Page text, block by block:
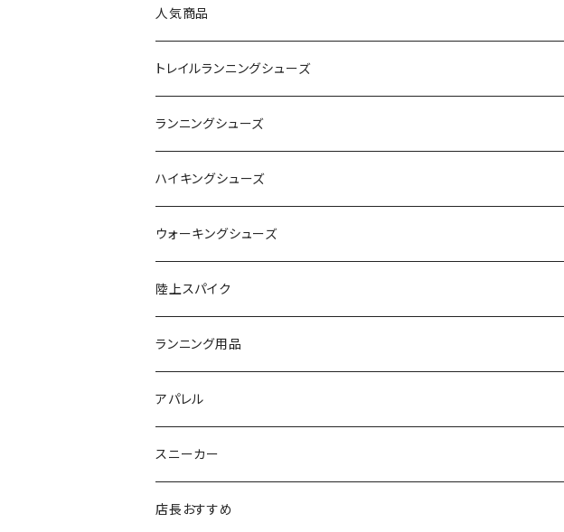
On（オン）
YONEX（ヨネックス）
adidas（アディダス）
SAYSKY（セイスカイ）
NISHI（ニシ）
FOOTMAX（フットマックス）
SIDAS（シダス）
MIZUNO（ミズノ）
THE NORTH FACE
SPRINTS
人気商品
トレイルランニングシューズ
On
VIKING
asics
adidas
THE NORTH FACE
ランニングシューズ
On
adidas
asics
YONEX
MIZUNO
new balance
PUMA
ハイキングシューズ
On
VIKING
ウォーキングシューズ
YONEX
On
VIKING
陸上スパイク
asics
adidas
MIZUNO
ランニング用品
インソール
シダス
ソックス
FOOTMAX
ポーチ
アパレル
SAYSKY
THE NORTH FACE
スニーカー
THE NORTH FACE
店長おすすめ